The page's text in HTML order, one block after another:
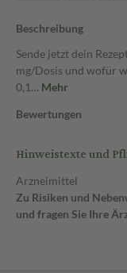
Beschreibung
Sende jetzt dein
mg/Dosis und wofür
0,1… Mehr
Bewertungen
Hinweistexte und
Arzneimittel
Zu Risiken und
und fragen Sie Ihre